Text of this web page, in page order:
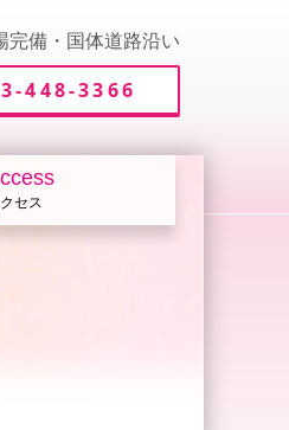
完備・国体道路沿い
448-3366
セス